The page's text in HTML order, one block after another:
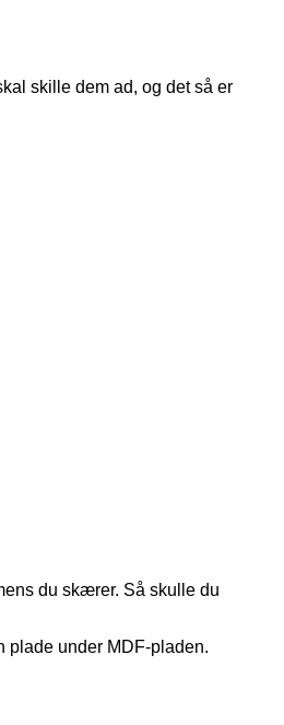
skille dem ad, og det så er
du skærer. Så skulle du
plade under MDF-pladen.